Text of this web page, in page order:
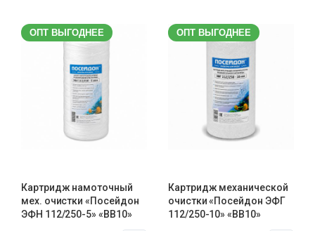
ОПТ ВЫГОДНЕЕ
Картридж намоточный
мех. очистки «Посейдон
ЭФН 112/250-5» «BB10»
ОПТ ВЫГОДНЕЕ
Картридж механической
очистки «Посейдон ЭФГ
112/250-10» «ВВ10»